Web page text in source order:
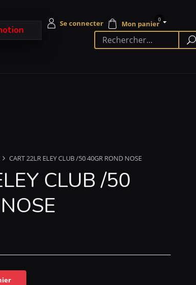
0
CART 22LR ELEY CLUB /50 40GR ROND NOSE
CLUB /50